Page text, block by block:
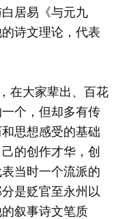
居易《与元九
诗文理论，代表
大家辈出、百花
个，但却多有传
思想感受的基础
的创作才华，创
当时一个流派的
是贬官至永州以
叙事诗文笔质